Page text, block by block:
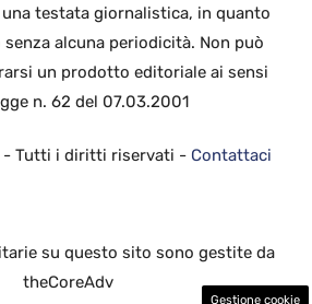
testata giornalistica, in quanto
alcuna periodicità. Non può
un prodotto editoriale ai sensi
n. 62 del 07.03.2001
Tutti i diritti riservati - Contattaci
su questo sito sono gestite da
theCoreAdv
Gestione cookie